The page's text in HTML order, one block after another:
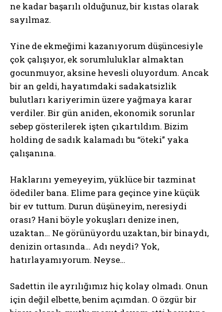
ne kadar başarılı olduğunuz, bir kıstas olarak
sayılmaz.
Yine de ekmeğimi kazanıyorum düşüncesiyle
çok çalışıyor, ek sorumluluklar almaktan
gocunmuyor, aksine hevesli oluyordum. Ancak
bir an geldi, hayatımdaki sadakatsizlik
bulutları kariyerimin üzere yağmaya karar
verdiler. Bir gün aniden, ekonomik sorunlar
sebep gösterilerek işten çıkartıldım. Bizim
holding de sadık kalamadı bu “öteki” yaka
çalışanına.
Haklarını yemeyeyim, yüklüce bir tazminat
ödediler bana. Elime para geçince yine küçük
bir ev tuttum. Durun düşüneyim, neresiydi
orası? Hani böyle yokuşları denize inen,
uzaktan… Ne görünüyordu uzaktan, bir binaydı,
denizin ortasında… Adı neydi? Yok,
hatırlayamıyorum. Neyse…
Sadettin ile ayrılığımız hiç kolay olmadı. Onun
için değil elbette, benim açımdan. O özgür bir